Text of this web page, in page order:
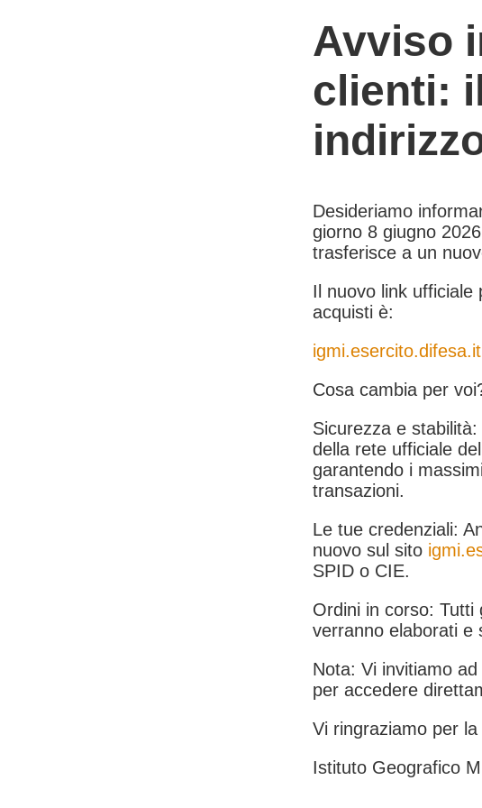
Avviso
clienti:
Desideriamo
giorno 8 giugno
trasferisce a un
Il nuovo link ufficiale
acquisti è:
igmi.esercito.difesa.it
Cosa cambia per
Sicurezza e
della rete ufficiale
garantendo i
transazioni.
Le tue credenziali:
nuovo sul sito
SPID o CIE.
Ordini in corso: Tutti
verranno elaborati e
Nota: Vi invitiamo
per accedere
Vi ringraziamo per la
Istituto Geografico